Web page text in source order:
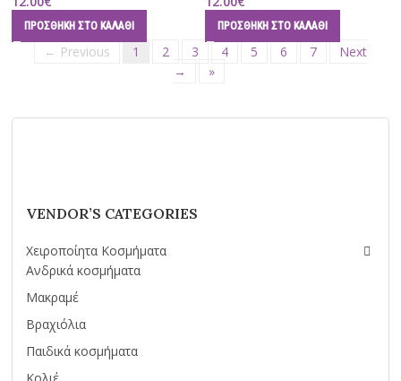
VENDOR’S CATEGORIES
Χειροποίητα Κοσμήματα
Ανδρικά κοσμήματα
Μακραμέ
Βραχιόλια
Παιδικά κοσμήματα
ΠΡΟΣΘΉΚΗ ΣΤΟ ΚΑΛΆΘΙ ΠΡΟΣΘΉΚΗ ΣΤΟ ΚΑΛΆΘΙ
← Previous 1 2 3 4 5 6 7
Next
→
»